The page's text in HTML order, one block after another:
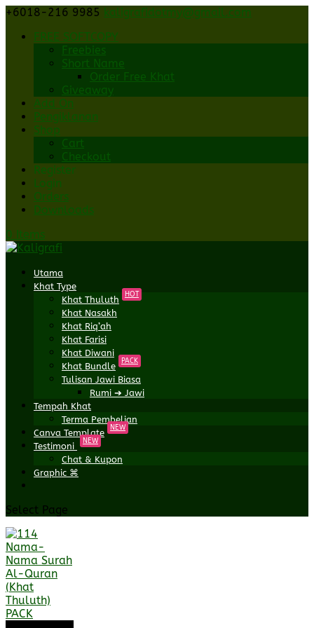
+6018-216 9985 kaligrafidotmy@gmail.com
FREE SOFTCOPY
Freebies
Short Name
Order Free Khat
Giveaway
Add On
Pengiklanan
Shop
Cart
Checkout
Register
Login
Orders
Downloads
0 Items
Utama
Khat Type
Khat Thuluth
HOT
Khat Nasakh
Khat Riq’ah
Khat Farisi
Khat Diwani
Khat Bundle
PACK
Tulisan Jawi Biasa
Rumi ➔ Jawi
Tempah Khat
Terma Pembelian
Canva Template
NEW
Testimoni NEW
Chat & Kupon
Graphic ⌘
Select Page